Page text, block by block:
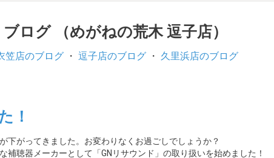
ログ （めがねの荒木 逗子店）
笠店のブログ ・ 逗子店のブログ ・ 久里浜店のブログ
！
下がってきました。お変わりなくお過ごしでしょうか？
聴器メーカーとして「GNリサウンド」の取り扱いを始めました！